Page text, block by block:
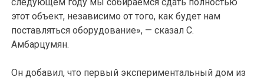
этот объект, независимо от того, как будет нам
поставляться оборудование», — сказал С.
Амбарцумян.
Он добавил, что первый экспериментальный дом из